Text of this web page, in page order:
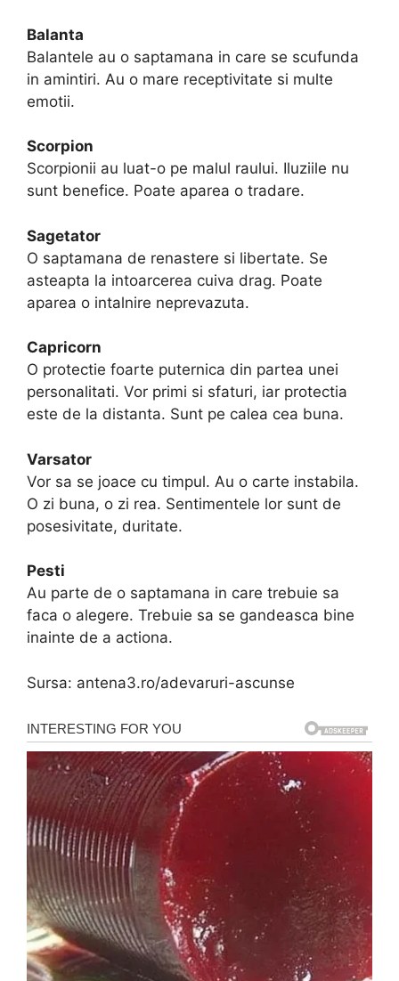
Balanta
Balantele au o saptamana in care se scufunda
in amintiri. Au o mare receptivitate si multe
emotii.
Scorpion
Scorpionii au luat-o pe malul raului. Iluziile nu
sunt benefice. Poate aparea o tradare.
Sagetator
O saptamana de renastere si libertate. Se
asteapta la intoarcerea cuiva drag. Poate
aparea o intalnire neprevazuta.
Capricorn
O protectie foarte puternica din partea unei
personalitati. Vor primi si sfaturi, iar protectia
este de la distanta. Sunt pe calea cea buna.
Varsator
Vor sa se joace cu timpul. Au o carte instabila.
O zi buna, o zi rea. Sentimentele lor sunt de
posesivitate, duritate.
Pesti
Au parte de o saptamana in care trebuie sa
faca o alegere. Trebuie sa se gandeasca bine
inainte de a actiona.
Sursa: antena3.ro/adevaruri-ascunse